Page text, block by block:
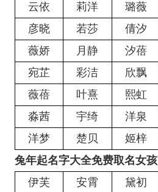
云依
莉洋 璐薇
彦晓
若莎 倩汐
薇娇
月静 汐蓓
宛芷
彩洁 欣飘
薇蓓
叶熹 熙虹
淼茜
宇绮 洋泉
洋梦
楚贝 姬梓
兔年起名字大全免费取名女孩
伊芙
安霄 黛初